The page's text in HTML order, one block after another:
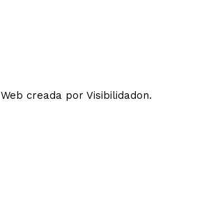
Web creada por Visibilidadon.